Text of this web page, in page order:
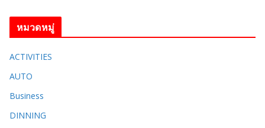
หมวดหมู่
ACTIVITIES
AUTO
Business
DINNING